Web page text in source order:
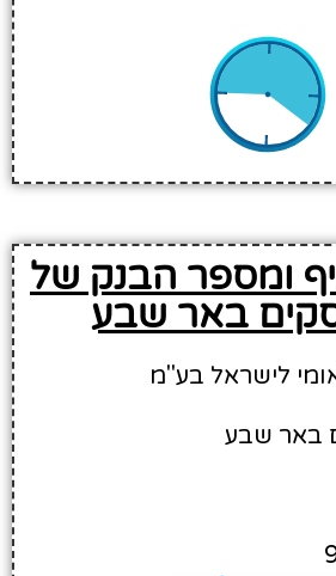
ומספר הבנק של
באר שבע
לישראל בע"מ
באר שבע